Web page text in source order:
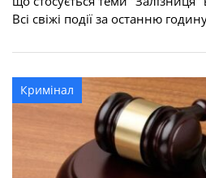
Всі свіжі події за останню
Кримінал